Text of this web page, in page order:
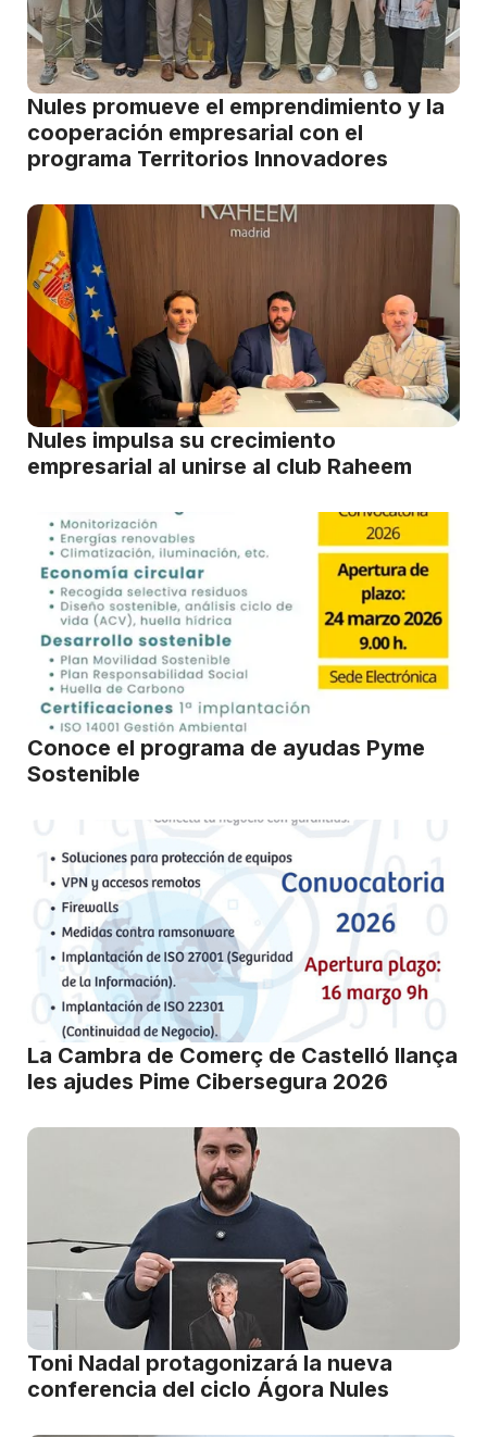
Nules promueve el emprendimiento y la
cooperación empresarial con el
programa Territorios Innovadores
Nules impulsa su crecimiento
empresarial al unirse al club Raheem
Conoce el programa de ayudas Pyme
Sostenible
La Cambra de Comerç de Castelló llança
les ajudes Pime Cibersegura 2026
Toni Nadal protagonizará la nueva
conferencia del ciclo Ágora Nules